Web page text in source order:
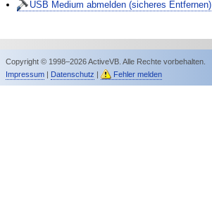
USB Medium abmelden (sicheres Entfernen)
Copyright © 1998–2026 ActiveVB. Alle Rechte vorbehalten.
Impressum| Datenschutz | Fehler melden